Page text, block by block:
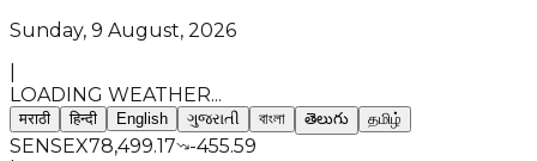
Sunday, 9 August, 2026
LOADING WEATHER...
मराठी हिन्दी English ગુજરાતી বাংলা తెలుగు தமிழ்
SENSEX78,499.17
-455.59